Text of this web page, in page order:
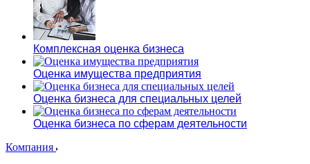
Комплексная оценка бизнеса
Оценка имущества предприятия
Оценка бизнеса для специальных целей
Оценка бизнеса по сферам деятельности
Компания